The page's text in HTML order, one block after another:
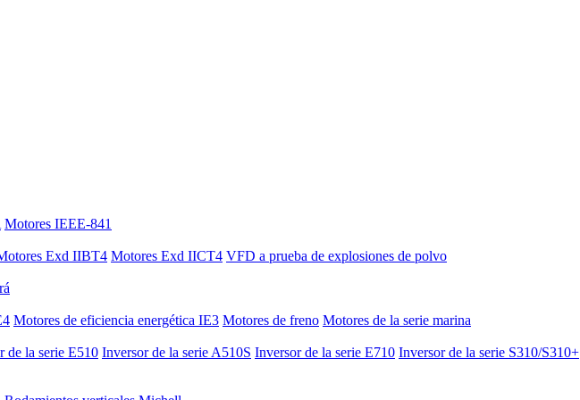
Motores IEEE-841
Exd IIBT4 Motores Exd IICT4 VFD a prueba de explosiones de polvo
Motores de eficiencia energética IE3 Motores de freno Motores de la serie marina
de la serie E510 Inversor de la serie A510S Inversor de la serie E710 Inversor de la serie S310/S310+